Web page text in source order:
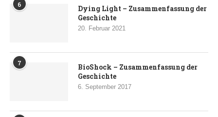
6
Dying Light – Zusammenfassung der
Geschichte
20. Februar 2021
7
BioShock – Zusammenfassung der
Geschichte
6. September 2017